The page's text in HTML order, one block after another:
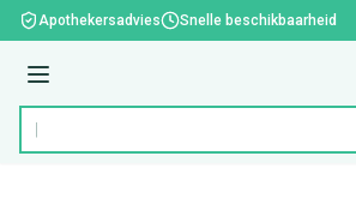
Ga naar de inhoud
Apothekersadvies Snelle beschikbaarheid
Menu
Product, merk, categorie...